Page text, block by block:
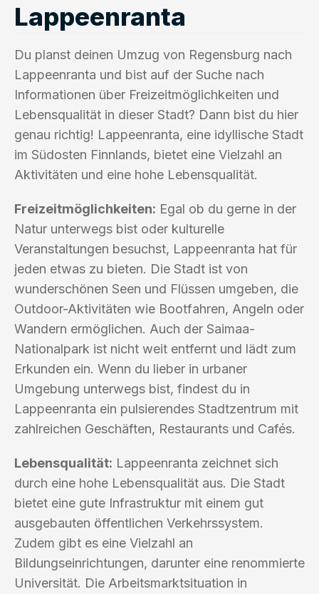
Lappeenranta
Du planst deinen Umzug von Regensburg nach
Lappeenranta und bist auf der Suche nach
Informationen über Freizeitmöglichkeiten und
Lebensqualität in dieser Stadt? Dann bist du hier
genau richtig! Lappeenranta, eine idyllische Stadt
im Südosten Finnlands, bietet eine Vielzahl an
Aktivitäten und eine hohe Lebensqualität.
Freizeitmöglichkeiten: Egal ob du gerne in der
Natur unterwegs bist oder kulturelle
Veranstaltungen besuchst, Lappeenranta hat für
jeden etwas zu bieten. Die Stadt ist von
wunderschönen Seen und Flüssen umgeben, die
Outdoor-Aktivitäten wie Bootfahren, Angeln oder
Wandern ermöglichen. Auch der Saimaa-
Nationalpark ist nicht weit entfernt und lädt zum
Erkunden ein. Wenn du lieber in urbaner
Umgebung unterwegs bist, findest du in
Lappeenranta ein pulsierendes Stadtzentrum mit
zahlreichen Geschäften, Restaurants und Cafés.
Lebensqualität: Lappeenranta zeichnet sich
durch eine hohe Lebensqualität aus. Die Stadt
bietet eine gute Infrastruktur mit einem gut
ausgebauten öffentlichen Verkehrssystem.
Zudem gibt es eine Vielzahl an
Bildungseinrichtungen, darunter eine renommierte
Universität. Die Arbeitsmarktsituation in